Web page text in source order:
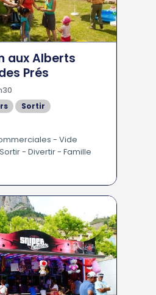
aux Alberts
Prés
Sortir
les Enfants- Vide
- Divertir - Famille